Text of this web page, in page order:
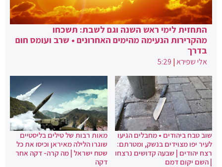
התחזית לימי ראש השנה וגם לשבת: תשכחו
מהקרירות הנעימה מהימים האחרונים • שרב ועומס חום
בדרך
אלי שפירא|
5:29
שוב טבח ביהודים • מחבלים הגיעו
לעיר יפו מצוידים בנשק, ומטרתם:
רצח יהודים | שבעה קדושים נרצחו
| השם יקום דמם
מאות רבות של טילים בליסטיים
שוגרו הלילה מאיראן וכיסו את כל
שטח ישראל | מה קרה- דקה אחר
דקה